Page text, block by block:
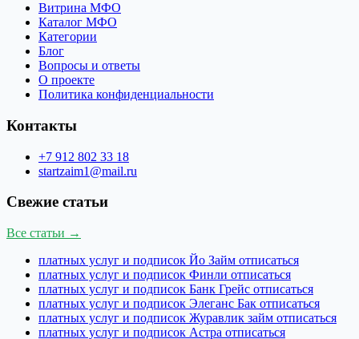
Витрина МФО
Каталог МФО
Категории
Блог
Вопросы и ответы
О проекте
Политика конфиденциальности
Контакты
+7 912 802 33 18
startzaim1@mail.ru
Свежие статьи
Все статьи →
платных услуг и подписок Йо Займ отписаться
платных услуг и подписок Финли отписаться
платных услуг и подписок Банк Грейс отписаться
платных услуг и подписок Элеганс Бак отписаться
платных услуг и подписок Журавлик займ отписаться
платных услуг и подписок Астра отписаться